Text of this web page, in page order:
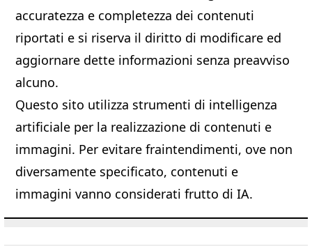
accuratezza e completezza dei contenuti
riportati e si riserva il diritto di modificare ed
aggiornare dette informazioni senza preavviso
alcuno.
Questo sito utilizza strumenti di intelligenza
artificiale per la realizzazione di contenuti e
immagini. Per evitare fraintendimenti, ove non
diversamente specificato, contenuti e
immagini vanno considerati frutto di IA.